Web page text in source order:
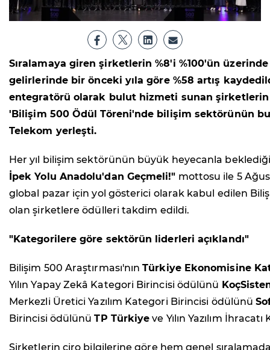
Sıralamaya giren şirketlerin %8'i %100'ün
gelirlerinde bir önceki yıla göre %58 artış
entegratörü olarak bulut hizmeti sunan şirketlerin
'Bilişim 500 Ödül Töreni'nde bilişim sektörünün
Telekom yerleşti.
Her yıl bilişim sektörünün büyük heyecanla
İpek Yolu Anadolu'dan Geçmeli!" mottosu ile 5
global pazar için yol gösterici olarak kabul edilen
olan şirketlere ödülleri takdim edildi.
"Kategorilere göre sektörün liderleri açıklandı"
Bilişim 500 Araştırması'nınTürkiye Ekonomisine
Yılın Yapay Zekâ Kategori Birincisi ödülünü
Merkezli Üretici Yazılım Kategori Birincisi ödülünü
Birincisi ödülünüTP Türkiye ve Yılın Yazılım
Şirketlerin ciro bilgilerine göre hem genel